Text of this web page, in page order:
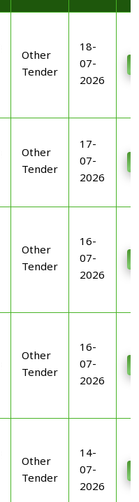
Other
Tender
18-
07-
2026
Other
Tender
17-
07-
2026
Other
Tender
16-
07-
2026
Other
Tender
16-
07-
2026
Other
Tender
14-
07-
2026